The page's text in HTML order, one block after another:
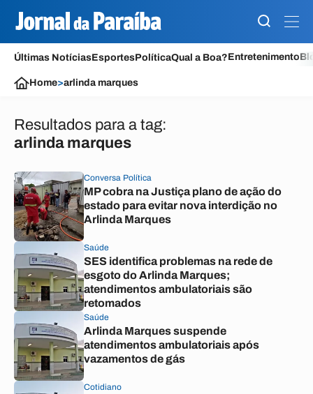
Últimas NotíciasEsportesPolíticaQual a Boa?Entretenimento
Home>arlinda marques
Resultados para a tag:
arlinda marques
Conversa Política
MP cobra na Justiça plano de ação do
estado para evitar nova interdição no
Arlinda Marques
Saúde
SES identifica problemas na rede de
esgoto do Arlinda Marques;
atendimentos ambulatoriais são
retomados
Saúde
Arlinda Marques suspende
atendimentos ambulatoriais após
vazamentos de gás
Cotidiano